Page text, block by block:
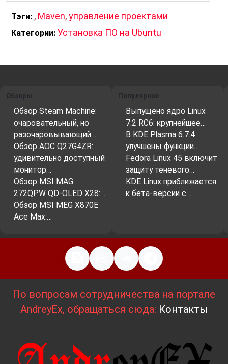
Тэги: , Maven,управление проектами
Категории: Установка ПО на Ubuntu
Обзоры
Обзор Steam Machine:
очаровательный, но
разочаровывающий…
Обзор AOC Q27G4ZR:
удивительно доступный
монитор…
Обзор MSI MAG
272QPW QD-OLED X28:…
Обзор MSI MEG X870E
Ace Max:…
Популярное
Выпущено ядро Linux
7.2 RC6: крупнейшее…
В KDE Plasma 6.7.4
улучшены функции…
Fedora Linux 45 включит
защиту теневого…
KDE Linux приближается
к бета-версии с…
По вопросам сотрудничества на портале
AndreyEx, обращаться сюда: Контакты